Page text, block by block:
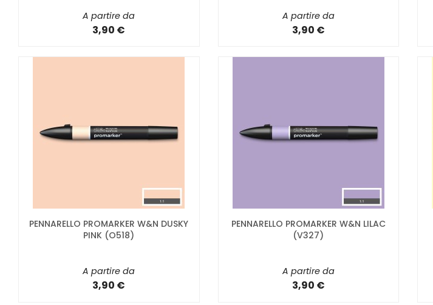
A partire da
3,90 €
A partire da
3,90 €
PENNARELLO PROMARKER W&N DUSKY
PINK (O518)
A partire da
3,90 €
PENNARELLO PROMARKER W&N LILAC
(V327)
A partire da
3,90 €